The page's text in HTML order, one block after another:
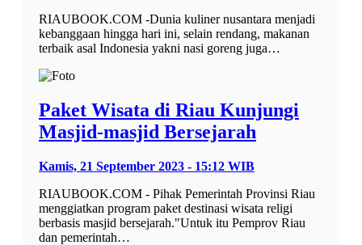
RIAUBOOK.COM -Dunia kuliner nusantara menjadi
kebanggaan hingga hari ini, selain rendang, makanan
terbaik asal Indonesia yakni nasi goreng juga…
Paket Wisata di Riau Kunjungi
Masjid-masjid Bersejarah
Kamis, 21 September 2023 - 15:12 WIB
RIAUBOOK.COM - Pihak Pemerintah Provinsi Riau
menggiatkan program paket destinasi wisata religi
berbasis masjid bersejarah."Untuk itu Pemprov Riau
dan pemerintah…